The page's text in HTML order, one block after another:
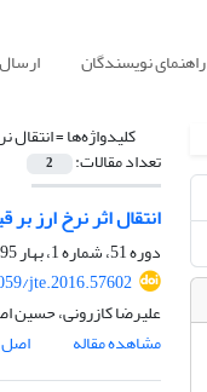
راهنمای نویسندگان
کلیدواژه‌ها =انتقال
تعداد مقالات: 2
انتقال اثر نرخ ارز
دوره 51، شماره 1، بهار 1395، صفحه
jte.2016.57602
علیرضا کازرونی، حسین
مشاهده مقاله
اصل